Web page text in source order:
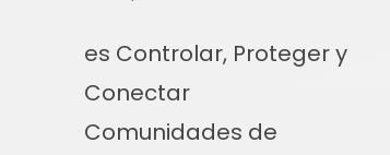
es Controlar, Proteger y
Conectar
Comunidades de